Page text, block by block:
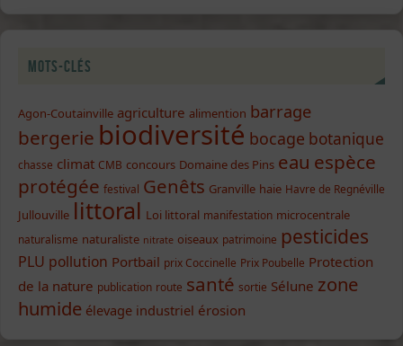
Mots-clés
Agon-Coutainville agriculture alimention barrage
bergerie biodiversité bocage botanique
chasse climat CMB concours Domaine des Pins eau espèce
protégée festival Genêts Granville haie Havre de Regnéville
Jullouville littoral Loi littoral manifestation microcentrale
naturalisme naturaliste nitrate oiseaux patrimoine pesticides
PLU pollution Portbail prix Coccinelle Prix Poubelle Protection
de la nature publication route santé sortie Sélune zone
humide élevage industriel érosion